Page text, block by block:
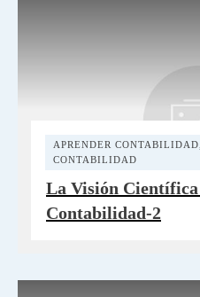
APRENDER CONTABILIDAD
CONTABILIDAD
La Visión Científica
Contabilidad-2